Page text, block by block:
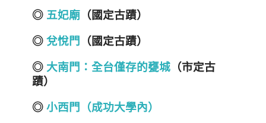
◎ 五妃廟 （國定古蹟）
◎ 兌悅門 （國定古蹟）
◎ 大南門：全台僅存的甕城 （市定古
蹟）
◎ 小西門（成功大學內）